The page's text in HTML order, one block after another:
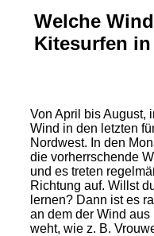
Welche
Kitesurfen
Von April bis August,
Wind in den letzten
Nordwest. In den
die vorherrschende
und es treten
Richtung auf. Willst
lernen? Dann ist es
an dem der Wind
weht, wie z. B.